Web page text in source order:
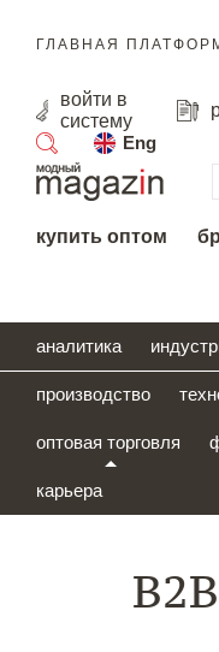
ГЛАВНАЯ
войти в
систему
Eng
поиск
купить оптом
аналитика
производство
оптовая торговля
карьера